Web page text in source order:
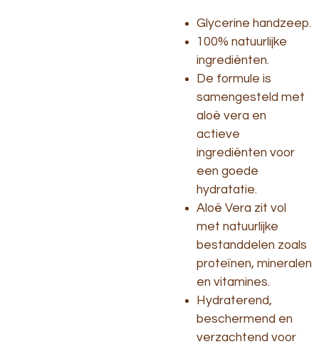
Glycerine handzeep.
100% natuurlijke
ingrediënten.
De formule is
samengesteld met
aloë vera en
actieve
ingrediënten voor
een goede
hydratatie.
Aloë Vera zit vol
met natuurlijke
bestanddelen zoals
proteïnen, mineralen
en vitamines.
Hydraterend,
beschermend en
verzachtend voor